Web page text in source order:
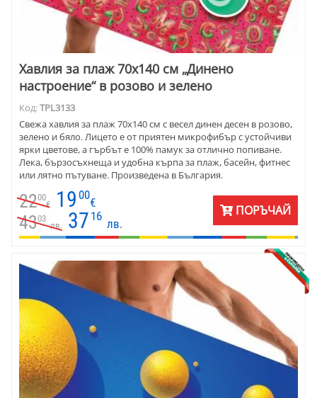
Хавлия за плаж 70х140 см „Динено
настроение“ в розово и зелено
Код:TPL3133
Свежа хавлия за плаж 70х140 см с весел динен десен в розово,
зелено и бяло. Лицето е от приятен микрофибър с устойчиви
ярки цветове, а гърбът е 100% памук за отлично попиване.
Лека, бързосъхнеща и удобна кърпа за плаж, басейн, фитнес
или лятно пътуване. Произведена в България.
2200
€ 19 00
€
4303
лв. 37 16
лв.
ПОРЪЧАЙ